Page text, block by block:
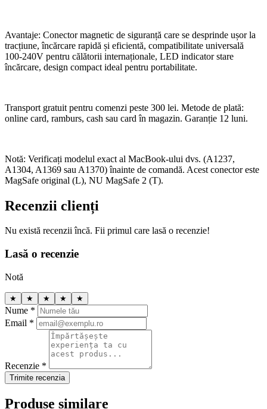
Avantaje: Conector magnetic de siguranță care se desprinde ușor la
tracțiune, încărcare rapidă și eficientă, compatibilitate universală
100-240V pentru călătorii internaționale, LED indicator stare
încărcare, design compact ideal pentru portabilitate.
Transport gratuit pentru comenzi peste 300 lei. Metode de plată:
online card, ramburs, cash sau card în magazin. Garanție 12 luni.
Notă: Verificați modelul exact al MacBook-ului dvs. (A1237,
A1304, A1369 sau A1370) înainte de comandă. Acest conector este
MagSafe original (L), NU MagSafe 2 (T).
Recenzii clienți
Nu există recenzii încă. Fii primul care lasă o recenzie!
Lasă o recenzie
Notă
★ ★ ★ ★ ★
Nume *
Email *
Recenzie *
Trimite recenzia
Produse similare